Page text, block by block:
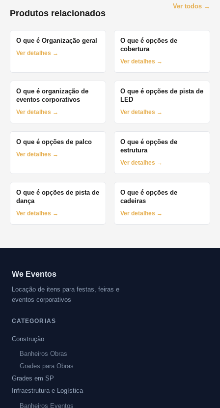
Produtos relacionados
Ver todos →
O que é Organização geral
Ver detalhes →
O que é opções de
cobertura
Ver detalhes →
O que é organização de
eventos corporativos
Ver detalhes →
O que é opções de pista de
LED
Ver detalhes →
O que é opções de palco
Ver detalhes →
O que é opções de
estrutura
Ver detalhes →
O que é opções de pista de
dança
Ver detalhes →
O que é opções de
cadeiras
Ver detalhes →
We Eventos
Locação de itens para festas, feiras e
eventos corporativos
CATEGORIAS
Construção
Banheiros Obras
Grades para Obras
Grades em SP
Infraestrutura e Logística
Banheiros Eventos